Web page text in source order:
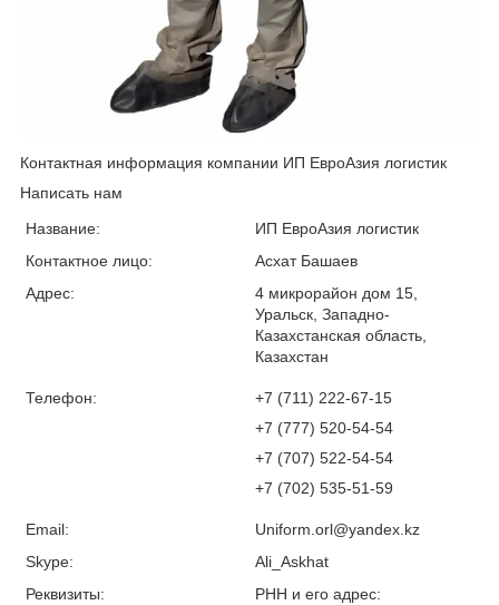
Контактная информация компании ИП ЕвроАзия логистик
Написать нам
Название:
ИП ЕвроАзия логистик
Контактное лицо:
Асхат Башаев
Адрес:
4 микрорайон дом 15,
Уральск, Западно-
Казахстанская область,
Казахстан
Телефон:
+7 (711) 222-67-15
+7 (777) 520-54-54
+7 (707) 522-54-54
+7 (702) 535-51-59
Email:
Uniform.orl@yandex.kz
Skype:
Ali_Askhat
Реквизиты:
РНН и его адрес: